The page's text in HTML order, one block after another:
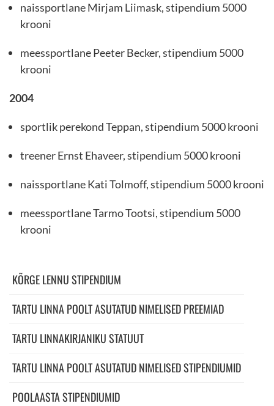
KÕRGE LENNU STIPENDIUM
TARTU LINNA POOLT ASUTATUD NIMELISED PREEMIAD
TARTU LINNAKIRJANIKU STATUUT
TARTU LINNA POOLT ASUTATUD NIMELISED STIPENDIUMID
POOLAASTA STIPENDIUMID
naissportlane Mirjam Liimask, stipendium 5000
krooni
meessportlane Peeter Becker, stipendium 5000
krooni
2004
sportlik perekond Teppan, stipendium 5000 krooni
treener Ernst Ehaveer, stipendium 5000 krooni
naissportlane Kati Tolmoff, stipendium 5000 krooni
meessportlane Tarmo Tootsi, stipendium 5000
krooni